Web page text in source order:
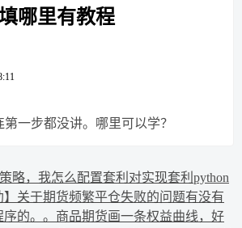
哪里有教程
一步都没讲。哪里可以学？
略，我怎么配置套利对实现套利 python
】关于期货频繁平仓失败的问题有没有
的。。 商品期货画一条权益曲线，好